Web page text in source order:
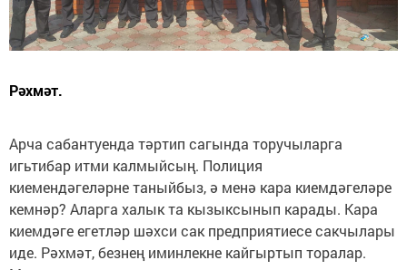
Рәхмәт.
Арча сабантуенда тәртип сагында торучыларга
игьтибар итми калмыйсың. Полиция
киемендәгеләрне таныйбыз, ә менә кара киемдәгеләре
кемнәр? Аларга халык та кызыксынып карады. Кара
киемдәге егетләр шәхси сак предприятиесе сакчылары
иде. Рәхмәт, безнең иминлекне кайгыртып торалар.